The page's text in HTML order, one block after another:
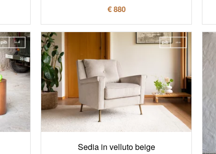
€ 880
Sedia in velluto beige